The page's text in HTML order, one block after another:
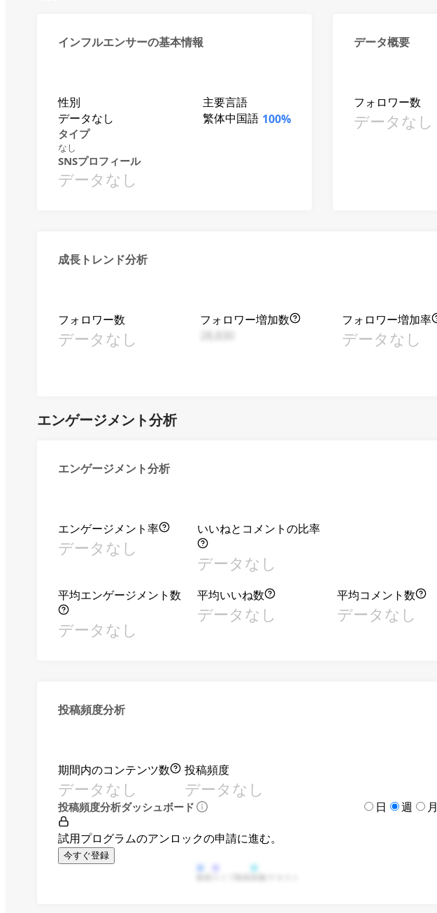
インフルエンサーの基本情報
性別
データなし
主要言語
繁体中国語 100%
タイプ
なし
SNSプロフィール
データなし
データ概要
フォロワー数
データなし
成長トレンド分析
フォロワー数
データなし
フォロワー増加数
フォロワー増加率
データなし
エンゲージメント分析
エンゲージメント分析
エンゲージメント率
データなし
いいねとコメントの比率
データなし
平均エンゲージメント数
データなし
平均いいね数
データなし
平均コメント数
データなし
投稿頻度分析
期間内のコンテンツ数
データなし
投稿頻度
データなし
投稿頻度分析ダッシュボード 日 週 月
試用プログラムのアンロックの申請に進む。
今すぐ登録